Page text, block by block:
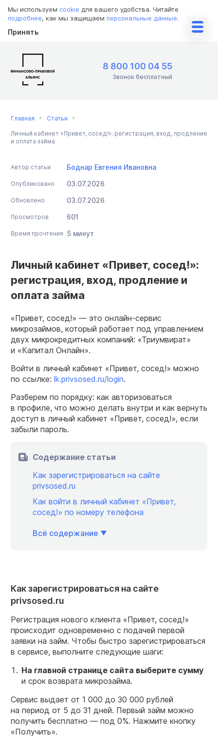
Мы используем cookie для вашего удобства. Читайте
подробнее, как мы защищаем персональные данные.
Принять
8 800 100 04 55
Звонок бесплатный
Главная Статьи
Личный кабинет «Привет, сосед!»: регистрация, вход, продление
и оплата займа
Автор статьи Боднар Евгения Ивановна
Опубликовано 03.07.2026
Обновлено 03.07.2026
Просмотров 601
Время прочтения 5 минут
Личный кабинет «Привет, сосед!»:
регистрация, вход, продление и
оплата займа
«Привет, сосед!» — это онлайн-сервис
микрозаймов, который работает под управлением
двух микрокредитных компаний: «Триумвират»
и «Капитал Онлайн».
Войти в личный кабинет «Привет, сосед!» можно
по ссылке: lk.privsosed.ru/login.
Разберем по порядку: как авторизоваться
в профиле, что можно делать внутри и как вернуть
доступ в личный кабинет «Привет, сосед!», если
забыли пароль.
Содержание статьи
Как зарегистрироваться на сайте
privsosed.ru
Как войти в личный кабинет «Привет,
сосед!» по номеру телефона
Всё содержание
Как зарегистрироваться на сайте
privsosed.ru
Регистрация нового клиента «Привет, сосед!»
происходит одновременно с подачей первой
заявки на займ. Чтобы быстро зарегистрироваться
в сервисе, выполните следующие шаги:
На главной странице сайта выберите сумму
и срок возврата микрозайма.
Сервис выдает от 1 000 до 30 000 рублей
на период от 5 до 31 дней. Первый займ можно
получить бесплатно — под 0%. Нажмите кнопку
«Получить».